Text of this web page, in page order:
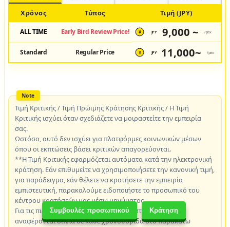
Συμβουλές προσωπικού Κράτηση
Χρόνος Τύπος Τιμή (JPY)
ALL TIME Early Bird Review Price! ¥ JPY 9,000 ~ /pax
Standard Regular Price ¥ JPY 11,000~ /pax
Τιμή Κριτικής / Τιμή Πρώιμης Κράτησης Κριτικής / Η Τιμή
Κριτικής ισχύει όταν σχεδιάζετε να μοιραστείτε την εμπειρία
σας.
Ωστόσο, αυτό δεν ισχύει για πλατφόρμες κοινωνικών μέσων
όπου οι εκπτώσεις βάσει κριτικών απαγορεύονται.
**Η Τιμή Κριτικής εφαρμόζεται αυτόματα κατά την ηλεκτρονική
κράτηση. Εάν επιθυμείτε να χρησιμοποιήσετε την κανονική τιμή,
για παράδειγμα, εάν θέλετε να κρατήσετε την εμπειρία
εμπιστευτική, παρακαλούμε ειδοποιήστε το προσωπικό του
κέντρου κρατήσεών μας μέσω μηνύματος.
Για τις πιο πρόσφατες τιμές, ανατρέξτε στις τιμές που
αναφέρονται δίπλα σε κάθε χρονοθυρίδα στο παρακάτω